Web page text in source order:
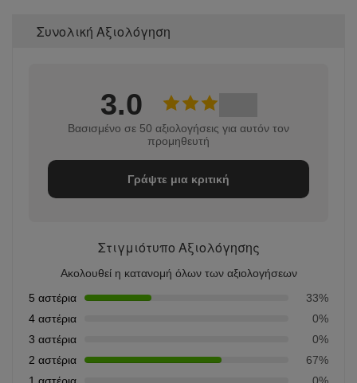
Συνολική Αξιολόγηση
3.0
Βασισμένο σε 50 αξιολογήσεις για αυτόν τον
προμηθευτή
Γράψτε μια κριτική
Στιγμιότυπο Αξιολόγησης
Ακολουθεί η κατανομή όλων των αξιολογήσεων
5 αστέρια
33%
4 αστέρια
0%
3 αστέρια
0%
2 αστέρια
67%